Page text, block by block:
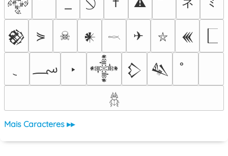
𒅒
𒆙 ⋟ ☠ 𒀭 𓎖 ✈ ⛥ 𒌍
؄ ‣ 𒀱 𒁷 𒈑
𓆣
Mais Caracteres ▸▸